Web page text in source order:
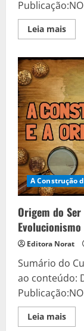
Leia maisRead
more
a
–
Aula
11
–
A Construção
Origem do
Editora Norat
Sumário do
ao conteúdo:
Leia maisRead
more